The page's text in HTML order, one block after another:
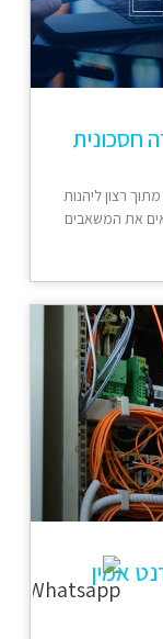
חסכונית
רצון ליהנות
את המשאבים
אמין